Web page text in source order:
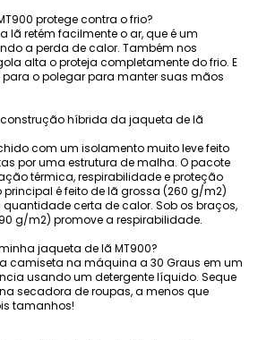
protege contra o frio?
lã retém facilmente o ar, que é um
a perda de calor. Também nos
alta o proteja completamente do frio. E
o polegar para manter suas mãos
híbrida da jaqueta de lã
com um isolamento muito leve feito
por uma estrutura de malha. O pacote
térmica, respirabilidade e proteção
principal é feito de lã grossa (260 g/m2)
certa de calor. Sob os braços,
g/m2) promove a respirabilidade.
jaqueta de lã MT900?
camiseta na máquina a 30 Graus em um
usando um detergente líquido. Seque
secadora de roupas, a menos que
tamanhos!